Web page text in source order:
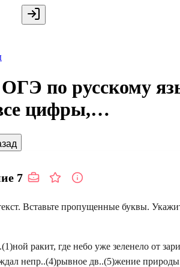
ОГЭ по русскому
цифры,…
7
Вставьте пропущенные буквы.
ракит, где небо уже зеленело от
непр..(4)рывное дв..(5)жение